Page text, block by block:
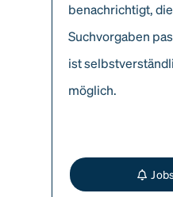
benachrichtigt,
Suchvorgaben
ist
möglich.